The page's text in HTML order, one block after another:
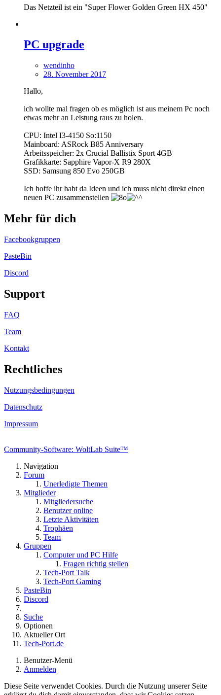
Das Netzteil ist ein "Super Flower Golden Green HX 450"
PC upgrade
wendinho
28. November 2017
Hallo,
ich wollte mal fragen ob es möglich ist aus meinem Pc noch
etwas mehr an Leistung raus zu holen.
CPU: Intel I3-4150 So:1150
Mainboard: ASRock B85 Anniversary
Arbeitsspeicher: 2x Crucial Ballistix Sport 4GB
Grafikkarte: Sapphire Vapor-X R9 280X
SSD: Samsung 850 Evo 250GB
Ich hoffe ihr habt da Ideen und ich muss nicht direkt einen
neuen PC zusammenstellen
Mehr für dich
Facebookgruppen
PasteBin
Discord
Support
FAQ
Team
Kontakt
Rechtliches
Nutzungsbedingungen
Datenschutz
Impressum
Community-Software: WoltLab Suite™
Navigation
Forum
Unerledigte Themen
Mitglieder
Mitgliedersuche
Benutzer online
Letzte Aktivitäten
Trophäen
Team
Gruppen
Computer und PC Hilfe
Fragen richtig stellen
Tech-Port Talk
Tech-Port Gaming
PasteBin
Discord
Suche
Optionen
Aktueller Ort
Tech-Port.de
Benutzer-Menü
Anmelden
Diese Seite verwendet Cookies. Durch die Nutzung unserer Seite